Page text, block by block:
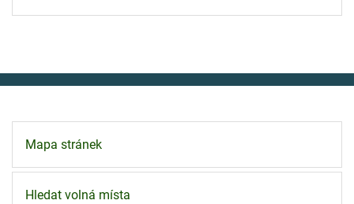
Mapa stránek
Hledat volná místa